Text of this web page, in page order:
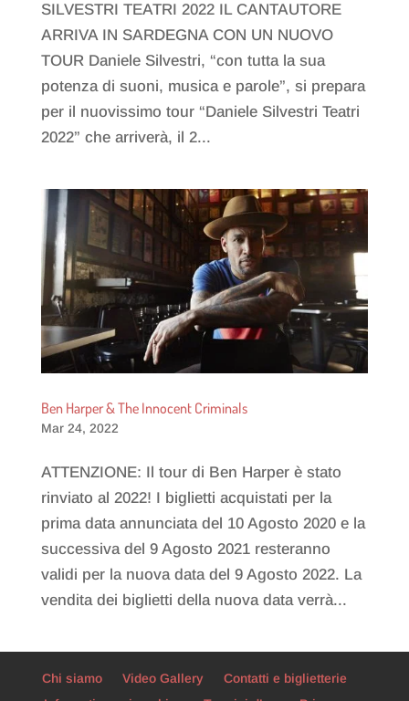
SILVESTRI TEATRI 2022 IL CANTAUTORE
ARRIVA IN SARDEGNA CON UN NUOVO
TOUR Daniele Silvestri, “con tutta la sua
potenza di suoni, musica e parole”, si prepara
per il nuovissimo tour “Daniele Silvestri Teatri
2022” che arriverà, il 2...
Ben Harper & The Innocent Criminals
Mar 24, 2022
ATTENZIONE: Il tour di Ben Harper è stato
rinviato al 2022! I biglietti acquistati per la
prima data annunciata del 10 Agosto 2020 e la
successiva del 9 Agosto 2021 resteranno
validi per la nuova data del 9 Agosto 2022. La
vendita dei biglietti della nuova data verrà...
Chi siamo Video Gallery
Contatti e biglietterie